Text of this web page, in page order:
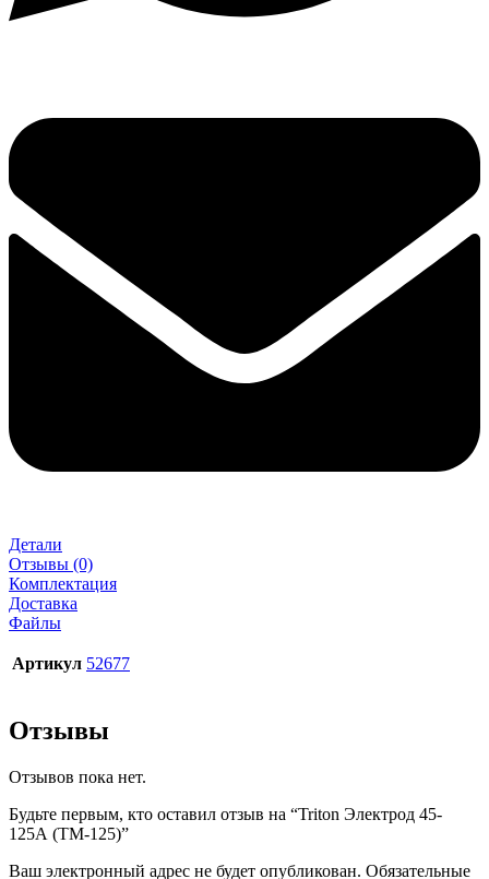
Детали
Отзывы (0)
Комплектация
Доставка
Файлы
Артикул 52677
Отзывы
Отзывов пока нет.
Будьте первым, кто оставил отзыв на “Triton Электрод 45-
125А (TM-125)”
Ваш электронный адрес не будет опубликован. Обязательные